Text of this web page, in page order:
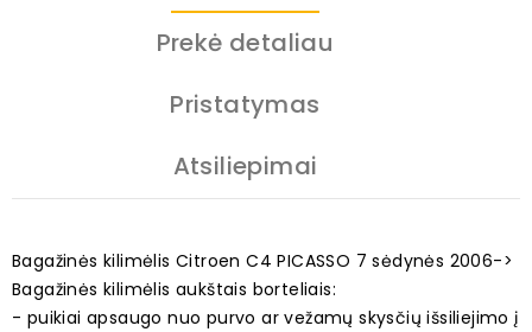
Prekė detaliau
Pristatymas
Atsiliepimai
Bagažinės kilimėlis Citroen C4 PICASSO 7 sėdynės 2006->
Bagažinės kilimėlis aukštais borteliais:
- puikiai apsaugo nuo purvo ar vežamų skysčių išsiliejimo į